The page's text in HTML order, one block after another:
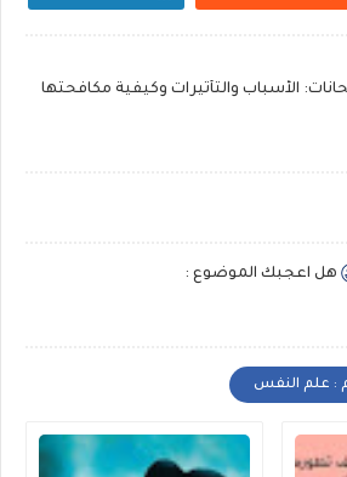
الأسباب والتأثيرات وكيفية مكافحتها
هل اعجبك الموضوع :
: علم النفس